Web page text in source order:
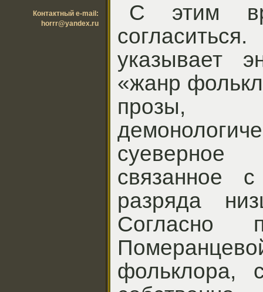
Контактный e-mail:
horrr@yandex.ru
С этим
указывает
«жанр
прозы,
суеверное
связанное
разряда
Согласно
фольклора,